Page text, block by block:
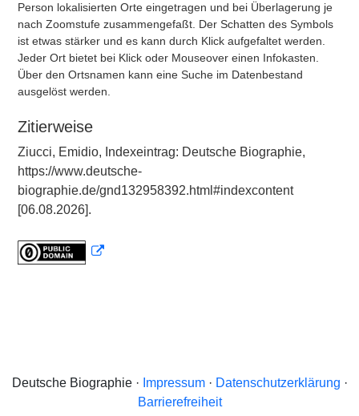
Person lokalisierten Orte eingetragen und bei Überlagerung je
nach Zoomstufe zusammengefaßt. Der Schatten des Symbols
ist etwas stärker und es kann durch Klick aufgefaltet werden.
Jeder Ort bietet bei Klick oder Mouseover einen Infokasten.
Über den Ortsnamen kann eine Suche im Datenbestand
ausgelöst werden.
Zitierweise
Ziucci, Emidio, Indexeintrag: Deutsche Biographie,
https://www.deutsche-
biographie.de/gnd132958392.html#indexcontent
[06.08.2026].
Deutsche Biographie · Impressum· Datenschutzerklärung ·
Barrierefreiheit